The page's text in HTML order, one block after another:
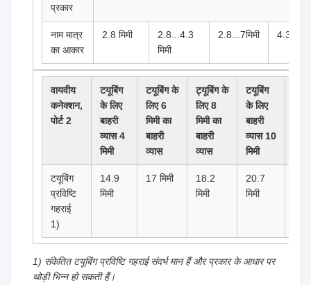
प्रकार
नाम मात्र
का आकार
2.8 मिमी
2.8...4.3
मिमी
2.8...7मिमी
वायवीय
कनेक्शन,
पोर्ट 2
टयूबिंग
के लिए
बाहरी
व्यास 4
मिमी
टयूबिंग के
लिए 6
मिमी का
बाहरी
व्यास
ट्यूबिंग के
लिए 8
मिमी का
बाहरी
व्यास
टयूबिंग
के लिए
बाहरी
व्यास 10
मिमी
टयूबिंग
प्रविष्टि
गहराई
1)
14.9
मिमी
17 मिमी
18.2
मिमी
20.7
मिमी
1) संकेतित टयूबिंग प्रविष्टि गहराई संदर्भ मान हैं और प्रकार के आधार पर
थोड़ी भिन्न हो सकती हैं।